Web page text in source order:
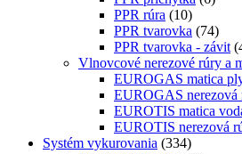
PPR rúra (10)
PPR tvarovka (74)
PPR tvarovka - závit
Vlnovcové nerezové rúry a
EUROGAS matica
EUROGAS nerezová
EUROTIS matica
EUROTIS nerezová
Systém vykurovania (334)